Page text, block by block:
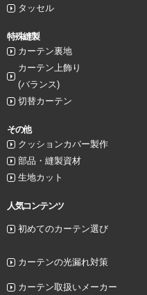
タッセル
特殊縫製
カーテン裏地
カーテン上飾り
(バランス)
切替カーテン
その他
クッションカバー製作
部品・縫製資材
生地カット
人気コンテンツ
初めてのカーテン選び
カーテンの光漏れ対策
カーテン取扱いメーカー